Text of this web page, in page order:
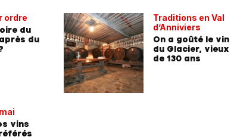
ordre
du
du
vins
Traditions en Val
d’Anniviers
On a goûté le vin
du Glacier, vieux
de 130 ans